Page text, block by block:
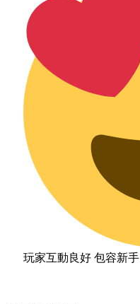
玩家互動良好 包容新手